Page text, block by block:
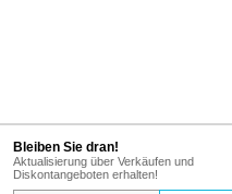
Bleiben Sie dran!
Aktualisierung über Verkäufen und
Diskontangeboten erhalten!